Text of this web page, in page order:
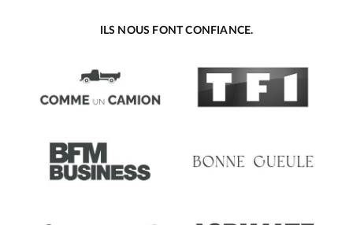
ILS NOUS FONT CONFIANCE.